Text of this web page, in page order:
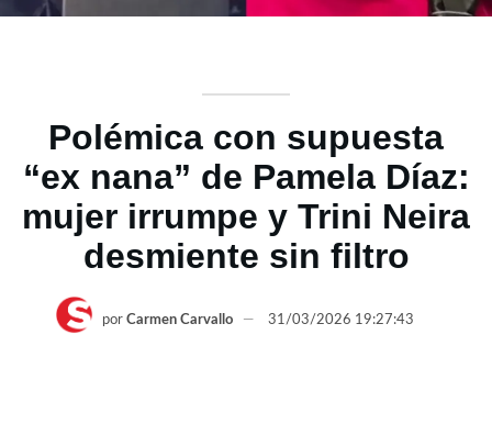
Polémica con supuesta
“ex nana” de Pamela Díaz:
mujer irrumpe y Trini Neira
desmiente sin filtro
por Carmen Carvallo 31/03/2026 19:27:43